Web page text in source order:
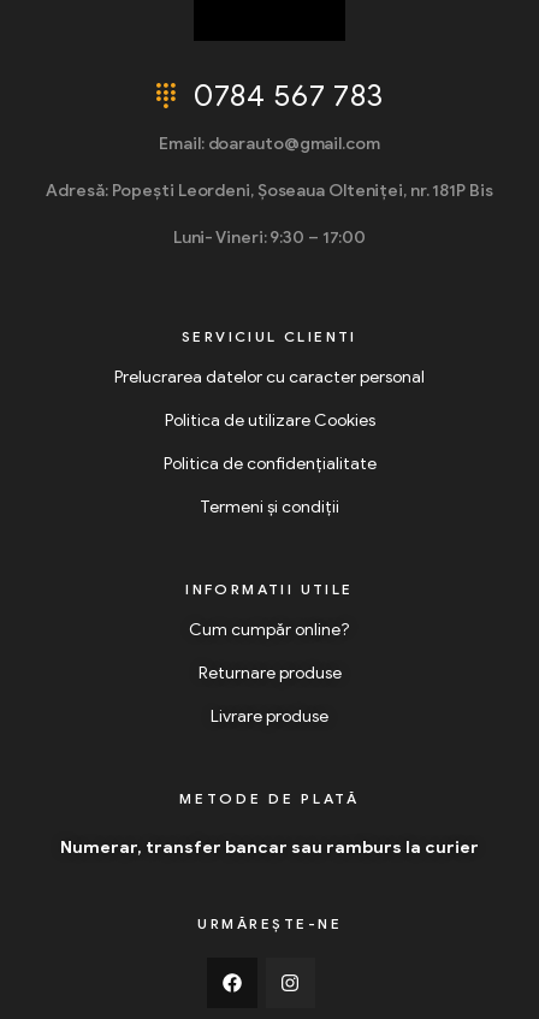
0784 567 783
Email: doarauto@gmail.com
Adresă: Popești Leordeni, Șoseaua Olteniței, nr. 181P Bis
Luni- Vineri: 9:30 – 17:00
SERVICIUL CLIENTI
Prelucrarea datelor cu caracter personal
Politica de utilizare Cookies
Politica de confidențialitate
Termeni și condiții
INFORMATII UTILE
Cum cumpăr online?
Returnare produse
Livrare produse
METODE DE PLATĂ
Numerar, transfer bancar sau ramburs la curier
URMĂREȘTE-NE